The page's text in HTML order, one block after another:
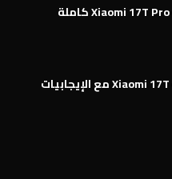
مواصفات هاتف Xiaomi 17T مع الإيجابيات